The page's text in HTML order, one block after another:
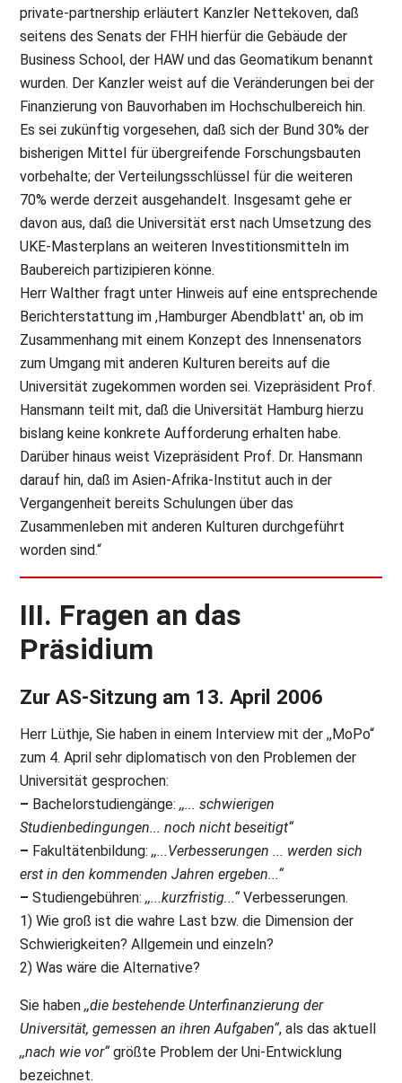
private-partnership erläutert Kanzler Nettekoven, daß
seitens des Senats der FHH hierfür die Gebäude der
Business School, der HAW und das Geomatikum benannt
wurden. Der Kanzler weist auf die Veränderungen bei der
Finanzierung von Bauvorhaben im Hochschulbereich hin.
Es sei zukünftig vorgesehen, daß sich der Bund 30% der
bisherigen Mittel für übergreifende Forschungsbauten
vorbehalte; der Verteilungsschlüssel für die weiteren
70% werde derzeit ausgehandelt. Insgesamt gehe er
davon aus, daß die Universität erst nach Umsetzung des
UKE-Masterplans an weiteren Investitionsmitteln im
Baubereich partizipieren könne.
Herr Walther fragt unter Hinweis auf eine entsprechende
Berichterstattung im ,Hamburger Abendblatt' an, ob im
Zusammenhang mit einem Konzept des Innensenators
zum Umgang mit anderen Kulturen bereits auf die
Universität zugekommen worden sei. Vizepräsident Prof.
Hansmann teilt mit, daß die Universität Hamburg hierzu
bislang keine konkrete Aufforderung erhalten habe.
Darüber hinaus weist Vizepräsident Prof. Dr. Hansmann
darauf hin, daß im Asien-Afrika-Institut auch in der
Vergangenheit bereits Schulungen über das
Zusammenleben mit anderen Kulturen durchgeführt
worden sind.“
III. Fragen an das
Präsidium
Zur AS-Sitzung am 13. April 2006
Herr Lüthje, Sie haben in einem Interview mit der ,,MoPo“
zum 4. April sehr diplomatisch von den Problemen der
Universität gesprochen:
– Bachelorstudiengänge:,,... schwierigen
Studienbedingungen... noch nicht beseitigt“
– Fakultätenbildung:,,...Verbesserungen ... werden sich
erst in den kommenden Jahren ergeben...“
– Studiengebühren:,,...kurzfristig...“ Verbesserungen.
1) Wie groß ist die wahre Last bzw. die Dimension der
Schwierigkeiten? Allgemein und einzeln?
2) Was wäre die Alternative?
Sie haben,,die bestehende Unterfinanzierung der
Universität, gemessen an ihren Aufgaben“, als das aktuell
,,nach wie vor“ größte Problem der Uni-Entwicklung
bezeichnet.